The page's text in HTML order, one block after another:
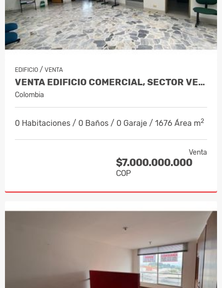
EDIFICIO / VENTA
VENTA EDIFICIO COMERCIAL, SECTOR VERSA…
Colombia
0 Habitaciones / 0 Baños / 0 Garaje / 1676 Área m2
Venta
$7.000.000.000
COP